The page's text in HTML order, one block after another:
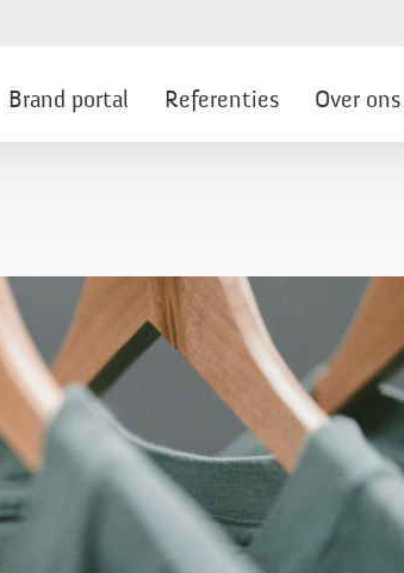
Brand portal Referenties Over ons